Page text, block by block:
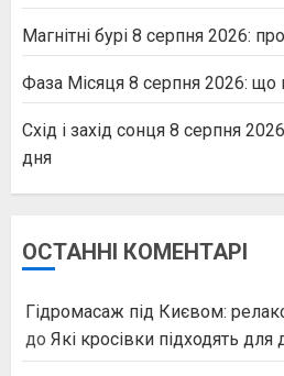
Магнітні бурі 8 серпня 2026:
Фаза Місяця 8 серпня 2026: що
Схід і захід сонця 8 серпня
дня
ОСТАННІ КОМЕНТАРІ
Гідромасаж під Києвом:
до Які кросівки підходять